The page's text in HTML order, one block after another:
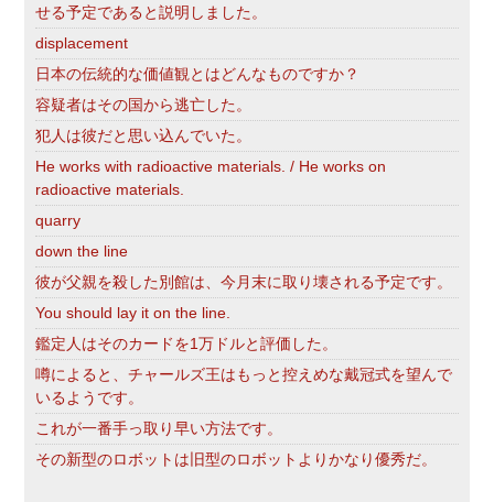
せる予定であると説明しました。
displacement
日本の伝統的な価値観とはどんなものですか？
容疑者はその国から逃亡した。
犯人は彼だと思い込んでいた。
He works with radioactive materials. / He works on
radioactive materials.
quarry
down the line
彼が父親を殺した別館は、今月末に取り壊される予定です。
You should lay it on the line.
鑑定人はそのカードを1万ドルと評価した。
噂によると、チャールズ王はもっと控えめな戴冠式を望んで
いるようです。
これが一番手っ取り早い方法です。
その新型のロボットは旧型のロボットよりかなり優秀だ。